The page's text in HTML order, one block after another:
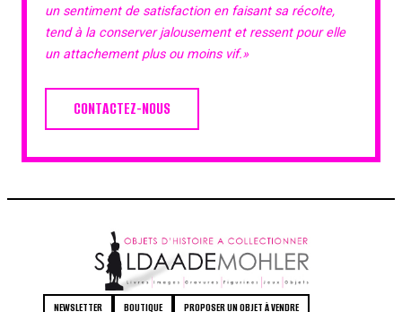
un sentiment de satisfaction en faisant sa récolte,
tend à la conserver jalousement et ressent pour elle
un attachement plus ou moins vif.»
CONTACTEZ-NOUS
NEWSLETTER BOUTIQUE PROPOSER UN OBJET À VENDRE